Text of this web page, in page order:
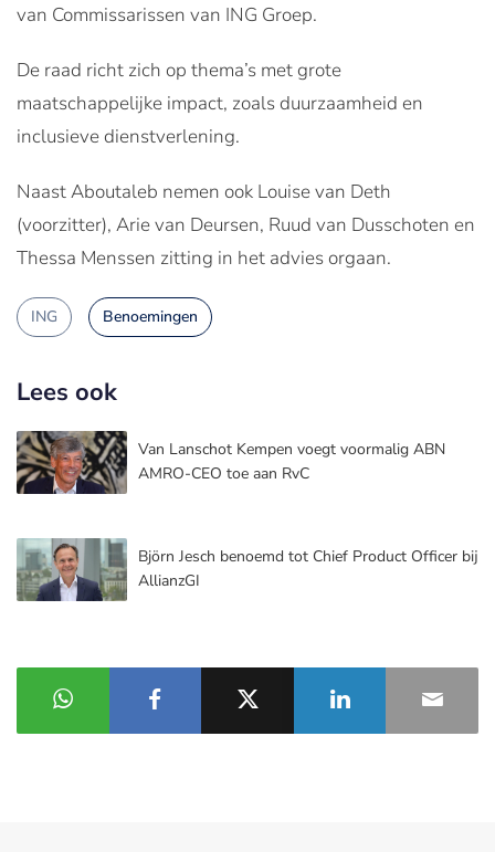
van Commissarissen van ING Groep.
De raad richt zich op thema’s met grote
maatschappelijke impact, zoals duurzaamheid en
inclusieve dienstverlening.
Naast Aboutaleb nemen ook Louise van Deth
(voorzitter), Arie van Deursen, Ruud van Dusschoten en
Thessa Menssen zitting in het advies orgaan.
ING Benoemingen
Lees ook
Van Lanschot Kempen voegt voormalig ABN
AMRO-CEO toe aan RvC
Björn Jesch benoemd tot Chief Product Officer bij
AllianzGI